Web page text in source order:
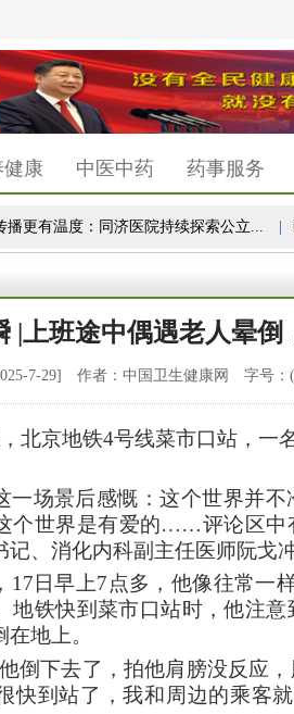
健康 中医中药 药事服务
更有温度：同济医院持续探索公立... |
|上班途中偶遇老人晕
7-29] 作者：中国卫生健康网 字号：(
北京地铁4号线菜市口站，一
一场景后感慨：这个世界并
个世界是有爱的……评论区中
、消化内科副主任医师阮戈冲
17日早上7点多，他像往常一
地铁快到菜市口站时，他注
地上。
倒下去了，拍他肩膀没反应
快到站了，我和周边的乘客